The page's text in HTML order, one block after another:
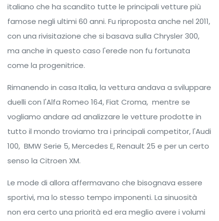
italiano che ha scandito tutte le principali vetture più
famose negli ultimi 60 anni. Fu riproposta anche nel 2011,
con una rivisitazione che si basava sulla Chrysler 300,
ma anche in questo caso l'erede non fu fortunata
come la progenitrice.
Rimanendo in casa Italia, la vettura andava a sviluppare
duelli con l'Alfa Romeo 164, Fiat Croma, mentre se
vogliamo andare ad analizzare le vetture prodotte in
tutto il mondo troviamo tra i principali competitor, l'Audi
100, BMW Serie 5, Mercedes E, Renault 25 e per un certo
senso la Citroen XM.
Le mode di allora affermavano che bisognava essere
sportivi, ma lo stesso tempo imponenti. La sinuosità
non era certo una priorità ed era meglio avere i volumi